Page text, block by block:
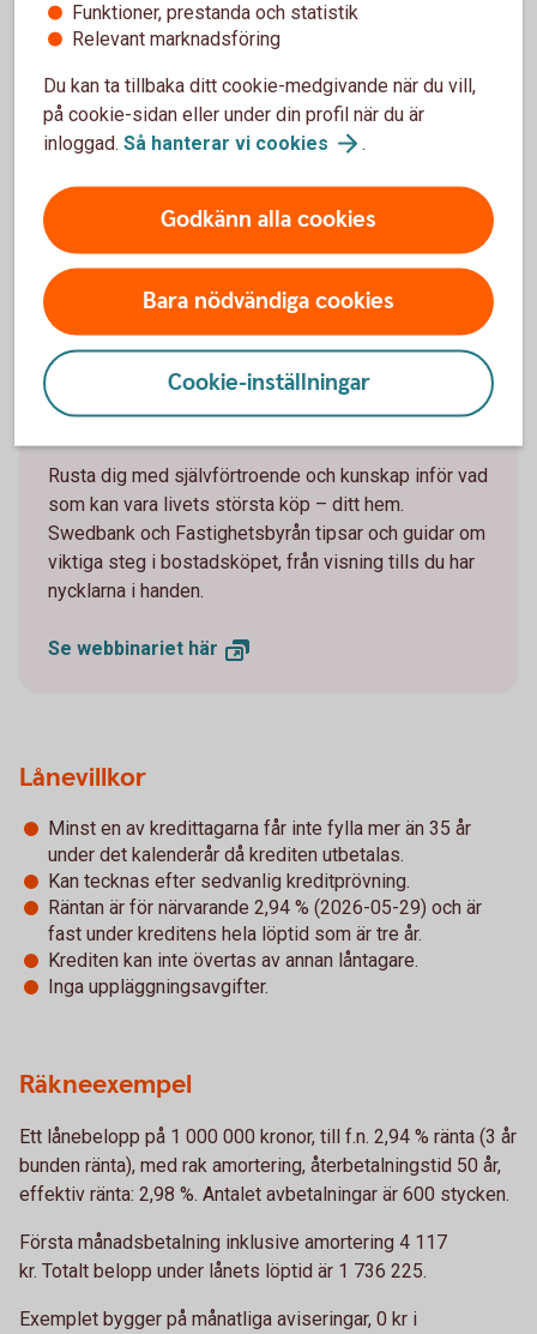
Spot Keys
Från visning till
inflyttningsfest – så funkar
bostadsköpet
Rusta dig med självförtroende och kunskap inför vad
som kan vara livets största köp – ditt hem.
Swedbank och Fastighetsbyrån tipsar och guidar om
viktiga steg i bostadsköpet, från visning tills du har
nycklarna i handen.
Se webbinariet här
Lånevillkor
Minst en av kredittagarna får inte fylla mer än 35 år
under det kalenderår då krediten utbetalas.
Kan tecknas efter sedvanlig kreditprövning.
Räntan är för närvarande 2,94 % (2026-05-29) och är
fast under kreditens hela löptid som är tre år.
Krediten kan inte övertas av annan låntagare.
Inga uppläggningsavgifter.
Räkneexempel
Ett lånebelopp på 1 000 000 kronor, till f.n. 2,94 % ränta (3 år
bunden ränta), med rak amortering, återbetalningstid 50 år,
effektiv ränta: 2,98 %. Antalet avbetalningar är 600 stycken.
Första månadsbetalning inklusive amortering 4 117
kr. Totalt belopp under lånets löptid är 1 736 225.
Exemplet bygger på månatliga aviseringar, 0 kr i
Funktioner, prestanda och statistik
Relevant marknadsföring
Du kan ta tillbaka ditt cookie-medgivande när du vill,
på cookie-sidan eller under din profil när du är
inloggad. Så hanterar vi cookies .
Godkänn alla cookies
Bara nödvändiga cookies
Cookie-inställningar